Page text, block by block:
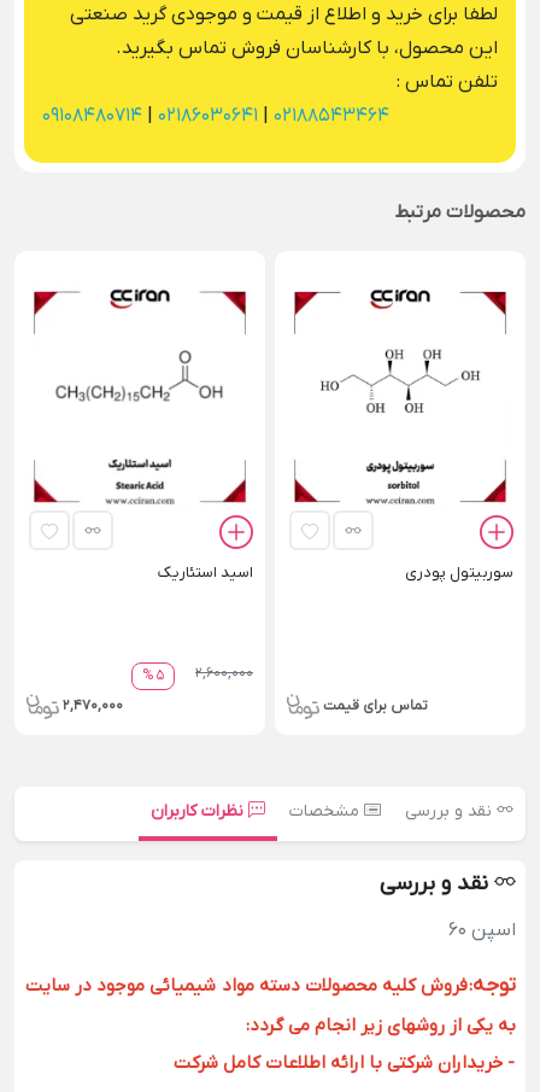
لطفا برای خرید و اطلاع از قیمت و موجودی گرید صنعتی
این محصول، با کارشناسان فروش تماس بگیرید.
تلفن تماس :
02188543464
02186030641
09108480714
محصولات مرتبط
سوربیتول پودری
تماس برای قیمت
اسید استئاریک
5 %
2,600,000
2,470,000
نقد و بررسی مشخصات نظرات کاربران
نقد و بررسی
اسپن 60
توجه:فروش کلیه محصولات دسته مواد شیمیائی موجود در سایت
به یکی از روشهای زیر انجام می گردد:
- خریداران شرکتی با ارائه اطلاعات کامل شرکت